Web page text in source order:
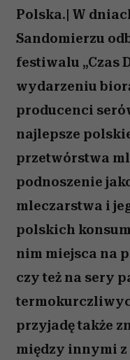
Polska.| W
Sandomierzu
festiwalu „Czas
wydarzeniu
producenci
najlepsze
przetwórstwa
podnoszenie
mleczarstwa i
polskich
nim miejsca na
czy też na sery
przyjadę także
między innymi